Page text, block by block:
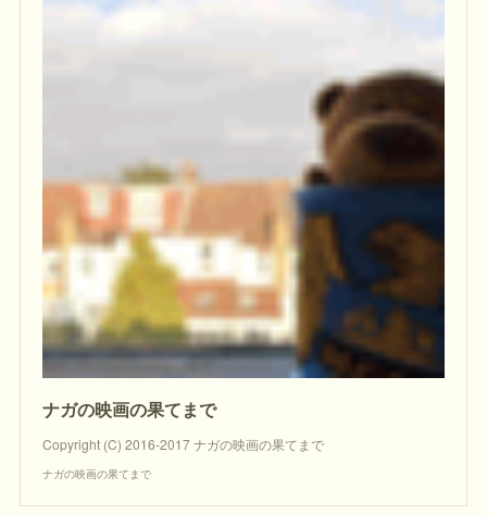
ナガの映画の果てまで
Copyright (C) 2016-2017 ナガの映画の果てまで
ナガの映画の果てまで